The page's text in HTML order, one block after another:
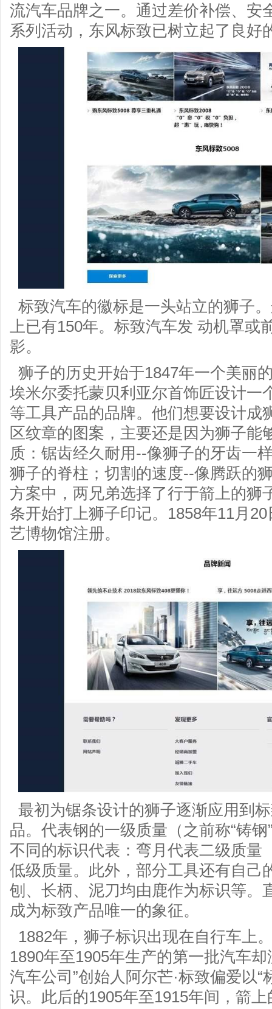
流汽车品牌之一。通过差价补偿、安
系列活动，东风标致已树立起了良好
标致汽车的徽标是一头站立的狮子
上已有150年。标致汽车发 动机罩或
影。
狮子的历史开始于1847年一个美丽
埃米尔委托蒙贝利亚尔首饰匠设计一
等工具产品的品牌。他们想要设计成
区纹章的图案，主要还是因为狮子能
质：锯齿经久耐用--像狮子的牙齿一
狮子的脊柱；切割的速度--像腾跃的
方案中，两兄弟选择了行于箭上的狮
条开始打上狮子印记。1858年11月
艺博物馆注册。
最初为锯条设计的狮子逐渐应用到
品。代表钢的一级质量（之前称“铸
不同的标识代表：弯月代表二级质量
低级质量。此外，部分工具还有自己
刨、长柄、泥刀均由鹿作为标识等。
成为标致产品唯一的象征。
1882年，狮子标识出现在自行车上
1890年至1905年生产的第一批汽车
汽车公司”创始人阿尔芒·标致偏爱以“
识。此后的1905年至1915年间，箭